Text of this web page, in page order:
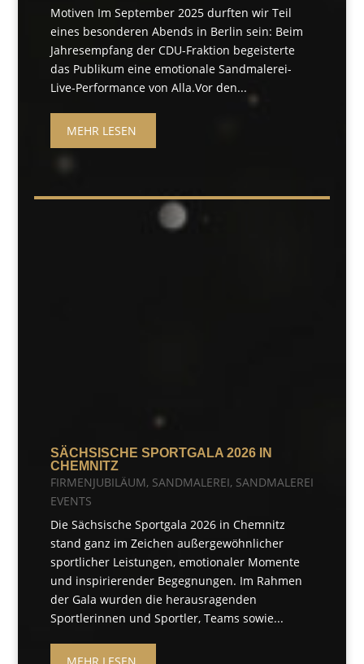
Motiven Im September 2025 durften wir Teil
eines besonderen Abends in Berlin sein: Beim
Jahresempfang der CDU-Fraktion begeisterte
das Publikum eine emotionale Sandmalerei-
Live-Performance von Alla.Vor den...
MEHR LESEN
SÄCHSISCHE SPORTGALA 2026 IN
CHEMNITZ
FIRMENJUBILÄUM, SANDMALEREI, SANDMALEREI
EVENTS
Die Sächsische Sportgala 2026 in Chemnitz
stand ganz im Zeichen außergewöhnlicher
sportlicher Leistungen, emotionaler Momente
und inspirierender Begegnungen. Im Rahmen
der Gala wurden die herausragenden
Sportlerinnen und Sportler, Teams sowie...